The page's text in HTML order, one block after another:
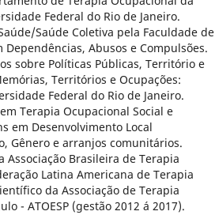
Federal do Rio de Janeiro.
Saúde Coletiva pela Faculdade de
Abusos e Compulsões.
sobre Políticas Públicas, Território e
Territórios e Ocupações:
Federal do Rio de Janeiro.
Terapia Ocupacional Social e
em Desenvolvimento Local
Gênero e arranjos comunitários.
Associação Brasileira de Terapia
Latina Americana de Terapia
da Associação de Terapia
- ATOESP (gestão 2012 á 2017).